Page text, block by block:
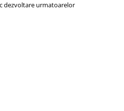
dezvoltare urmatoarelor